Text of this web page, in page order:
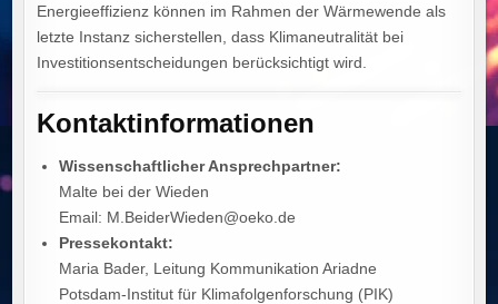
Energieeffizienz können im Rahmen der Wärmewende als
letzte Instanz sicherstellen, dass Klimaneutralität bei
Investitionsentscheidungen berücksichtigt wird.
Kontaktinformationen
Wissenschaftlicher Ansprechpartner:
Malte bei der Wieden
Email: M.BeiderWieden@oeko.de
Pressekontakt:
Maria Bader, Leitung Kommunikation Ariadne
Potsdam-Institut für Klimafolgenforschung (PIK)